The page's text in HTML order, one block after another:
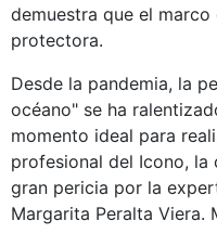
demuestra que el
protectora.
Desde la pandemia, la
océano" se ha
momento ideal para
profesional del Icono,
gran pericia por la
Margarita Peralta Viera.